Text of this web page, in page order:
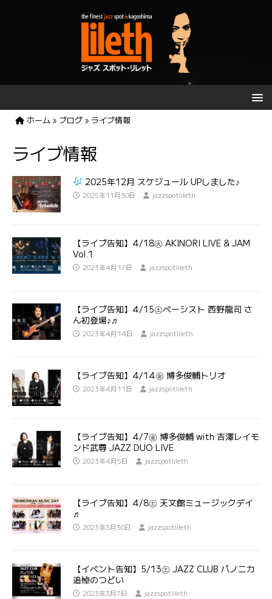
ホーム » ブログ » ライブ情報
ライブ情報
2025年12月 スケジュール UPしました♪
2025年11月30日 jazzspotlileth
【ライブ告知】4/18㊋ AKINORI LIVE & JAM
Vol.1
2023年4月17日 jazzspotlileth
【ライブ告知】4/15㊏ベーシスト 西野龍司 さ
ん初登場♪♬
2023年4月14日 jazzspotlileth
【ライブ告知】4/14㊎ 博多俊輔トリオ
2023年4月11日 jazzspotlileth
【ライブ告知】4/7㊎ 博多俊輔 with 吉澤レイモ
ンド武尊 JAZZ DUO LIVE
2023年4月5日 jazzspotlileth
【ライブ告知】4/8㊏ 天文館ミュージックデイ
♬
2023年3月30日 jazzspotlileth
【イベント告知】5/13㊏ JAZZ CLUB パノニカ
追悼のつどい
2023年3月7日 jazzspotlileth